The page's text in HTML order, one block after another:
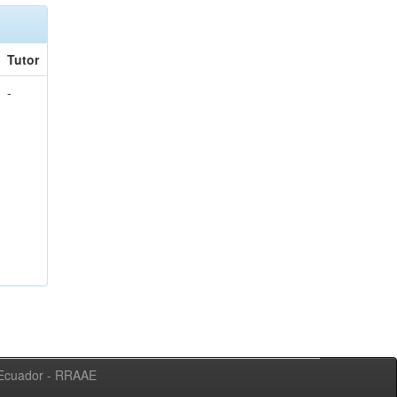
Tutor
-
- RRAAE